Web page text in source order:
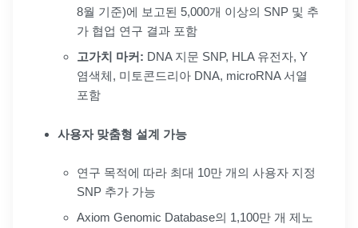
8월 기준)에 보고된 5,000개 이상의 SNP 및 추
가 협업 연구 결과 포함
고가치 마커: DNA 지문 SNP, HLA 유전자, Y
염색체, 미토콘드리아 DNA, microRNA 서열
포함
사용자 맞춤형 설계 가능
연구 목적에 따라 최대 10만 개의 사용자 지정
SNP 추가 가능
Axiom Genomic Database의 1,100만 개 제노